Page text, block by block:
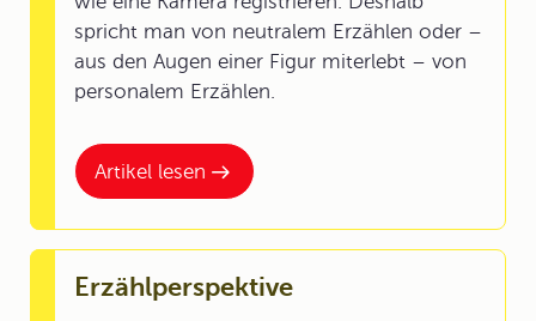
Artikel lesen
spricht man von neutralem Erzählen oder –
aus den Augen einer Figur miterlebt – von
personalem Erzählen.
Erzählperspektive